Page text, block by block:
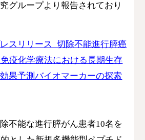
グループより報告されており
レスリリース_切除不能進行膵癌
疫化学療法における長期生存
果予測バイオマーカーの探索
不能な進行膵がん患者10名を